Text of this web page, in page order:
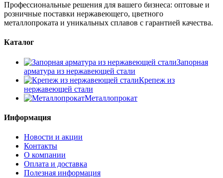
Профессиональные решения для вашего бизнеса: оптовые и
розничные поставки нержавеющего, цветного
металлопроката и уникальных сплавов с гарантией качества.
Каталог
Запорная
арматура из нержавеющей стали
Крепеж из
нержавеющей стали
Металлопрокат
Информация
Новости и акции
Контакты
О компании
Оплата и доставка
Полезная информация